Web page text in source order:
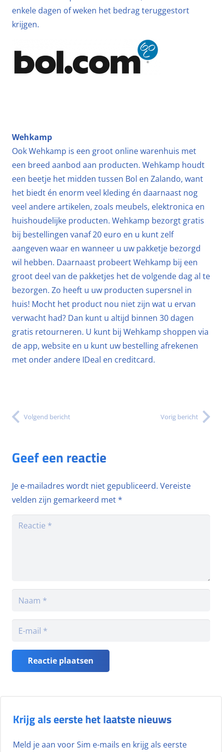
enkele dagen of weken het bedrag teruggestort
krijgen.
Wehkamp
Ook Wehkamp is een groot online warenhuis met
een breed aanbod aan producten. Wehkamp houdt
een beetje het midden tussen Bol en Zalando, want
het biedt én enorm veel kleding én daarnaast nog
veel andere artikelen, zoals meubels, elektronica en
huishoudelijke producten. Wehkamp bezorgt gratis
bij bestellingen vanaf 20 euro en u kunt zelf
aangeven waar en wanneer u uw pakketje bezorgd
wil hebben. Daarnaast probeert Wehkamp bij een
groot deel van de pakketjes het de volgende dag al te
bezorgen. Zo heeft u uw producten supersnel in
huis! Mocht het product nou niet zijn wat u ervan
verwacht had? Dan kunt u altijd binnen 30 dagen
gratis retourneren. U kunt bij Wehkamp shoppen via
de app, website en u kunt uw bestelling afrekenen
met onder andere IDeal en creditcard.
Volgend bericht Vorig bericht
Geef een reactie
Je e-mailadres wordt niet gepubliceerd. Vereiste
velden zijn gemarkeerd met*
Reactie plaatsen
Krijg als eerste het laatste nieuws
Meld je aan voor Sim e-mails en krijg als eerste